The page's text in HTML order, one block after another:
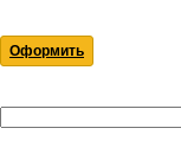
Оформить